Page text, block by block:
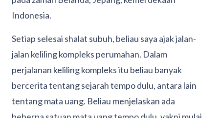
Indonesia.
Setiap selesai shalat subuh, beliau saya ajak jalan-
jalan keliling kompleks perumahan. Dalam
perjalanan keliling kompleks itu beliau banyak
bercerita tentang sejarah tempo dulu, antara lain
tentang mata uang. Beliau menjelaskan ada